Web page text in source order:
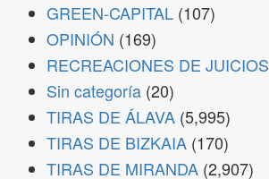
GREEN-CAPITAL (107)
OPINIÓN (169)
RECREACIONES DE JUICIOS
Sin categoría (20)
TIRAS DE ÁLAVA (5,995)
TIRAS DE BIZKAIA (170)
TIRAS DE MIRANDA (2,907)